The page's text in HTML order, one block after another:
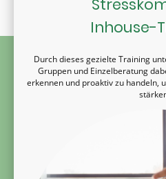
Inhouse-
Durch dieses gezielte Training
Gruppen und Einzelberatung
erkennen und proaktiv zu handeln,